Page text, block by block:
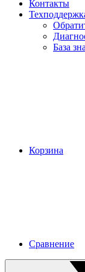
Контакты
База
Корзина
Сравнение